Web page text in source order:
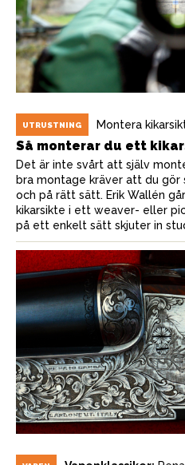
UTRUSTNING Montera
Så monterar du ett
Det är inte svårt att själv
bra montage kräver att du gör
och på rätt sätt. Erik Wallén
kikarsikte i ett weaver- eller
på ett enkelt sätt skjuter in